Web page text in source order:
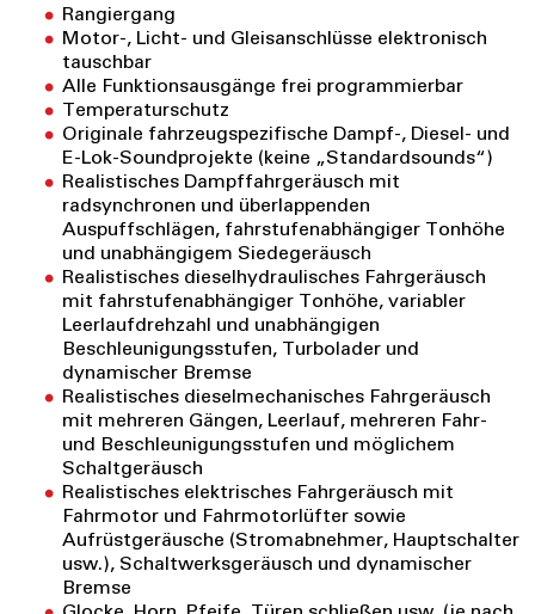
Rangiergang
Motor-, Licht- und Gleisanschlüsse elektronisch
tauschbar
Alle Funktionsausgänge frei programmierbar
Temperaturschutz
Originale fahrzeugspezifische Dampf-, Diesel- und
E-Lok-Soundprojekte (keine „Standardsounds“)
Realistisches Dampffahrgeräusch mit
radsynchronen und überlappenden
Auspuffschlägen, fahrstufenabhängiger Tonhöhe
und unabhängigem Siedegeräusch
Realistisches dieselhydraulisches Fahrgeräusch
mit fahrstufenabhängiger Tonhöhe, variabler
Leerlaufdrehzahl und unabhängigen
Beschleunigungsstufen, Turbolader und
dynamischer Bremse
Realistisches dieselmechanisches Fahrgeräusch
mit mehreren Gängen, Leerlauf, mehreren Fahr-
und Beschleunigungsstufen und möglichem
Schaltgeräusch
Realistisches elektrisches Fahrgeräusch mit
Fahrmotor und Fahrmotorlüfter sowie
Aufrüstgeräusche (Stromabnehmer, Hauptschalter
usw.), Schaltwerksgeräusch und dynamischer
Bremse